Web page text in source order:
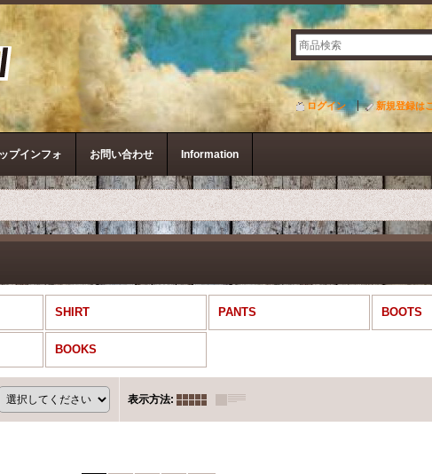
ザ・リアルマッコイズ
ログイン 新規登録は
プインフォ お問い合わせ Information
SHIRT PANTS BOOTS
BOOKS
表示方法: